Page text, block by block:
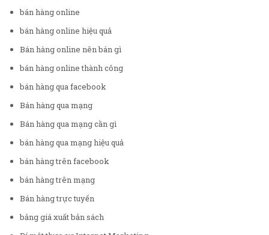
bán hàng online
bán hàng online hiệu quả
Bán hàng online nên bán gì
bán hàng online thành công
bán hàng qua facebook
Bán hàng qua mạng
Bán hàng qua mạng cần gì
bán hàng qua mạng hiệu quả
bán hàng trên facebook
bán hàng trên mạng
Bán hàng trực tuyến
bảng giá xuất bản sách